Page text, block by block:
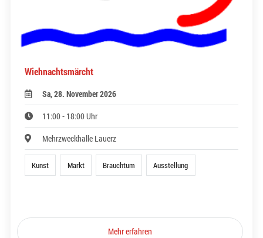
Wiehnachtsmärcht
Sa, 28. November 2026
11:00 - 18:00 Uhr
Mehrzweckhalle Lauerz
Kunst Markt Brauchtum Ausstellung
Mehr erfahren